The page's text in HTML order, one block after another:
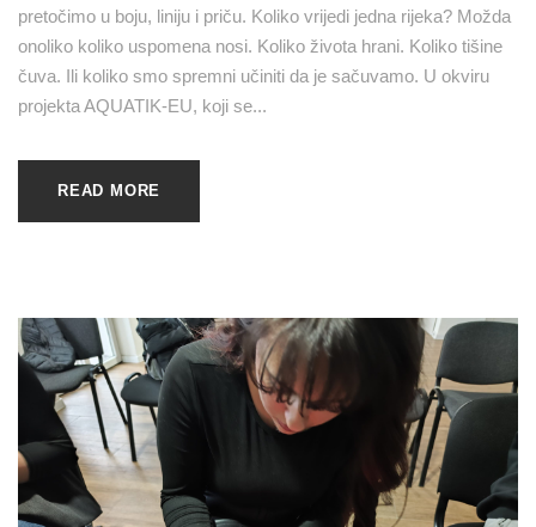
pretočimo u boju, liniju i priču. Koliko vrijedi jedna rijeka? Možda
onoliko koliko uspomena nosi. Koliko života hrani. Koliko tišine
čuva. Ili koliko smo spremni učiniti da je sačuvamo. U okviru
projekta AQUATIK-EU, koji se...
READ MORE